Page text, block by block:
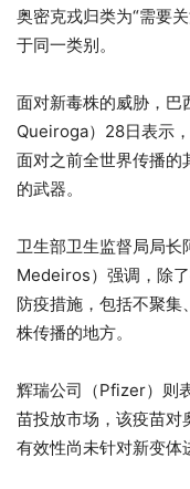
奥密克戎归类为“需要
于同一类别。
面对新毒株的威胁，巴
Queiroga）28日表示
面对之前全世界传播的
的武器。
卫生部卫生监督局局长
Medeiros）强调，除
防疫措施，包括不聚
株传播的地方。
辉瑞公司（Pfizer）则
苗投放市场，该疫苗对
有效性尚未针对新变体